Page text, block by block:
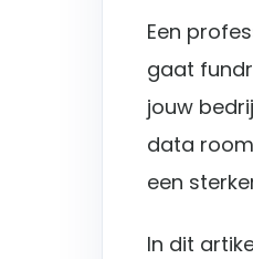
Een
gaat
jouw
data
een
In dit